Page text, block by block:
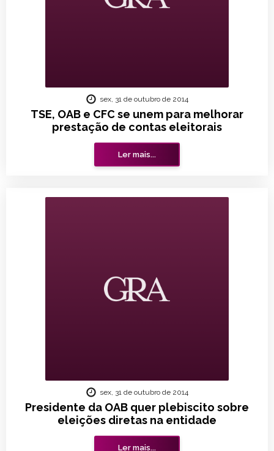
TSE, OAB e CFC se unem para melhorar
prestação de contas eleitorais
sex, 31 de outubro de 2014
Ler mais...
Presidente da OAB quer plebiscito sobre
eleições diretas na entidade
sex, 31 de outubro de 2014
Ler mais...